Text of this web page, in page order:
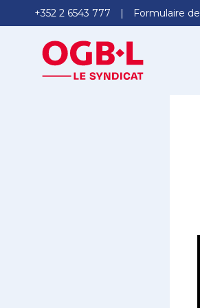
+352 2 6543 777 Formulaire